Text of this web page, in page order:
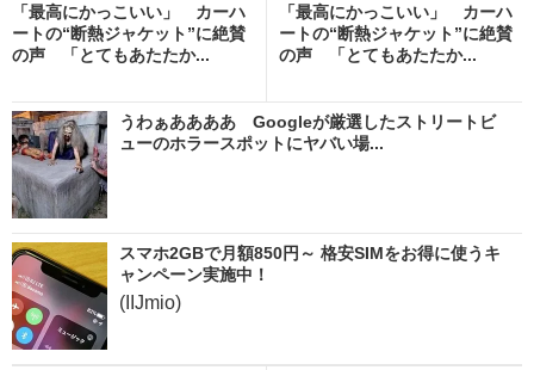
「最高にかっこいい」 カーハ
ートの“断熱ジャケット”に絶賛
の声 「とてもあたたか...
「最高にかっこいい」 カーハ
ートの“断熱ジャケット”に絶賛
の声 「とてもあたたか...
うわぁああああ Googleが厳選したストリートビ
ューのホラースポットにヤバい場...
スマホ2GBで月額850円～ 格安SIMをお得に使うキ
ャンペーン実施中！
(IIJmio)